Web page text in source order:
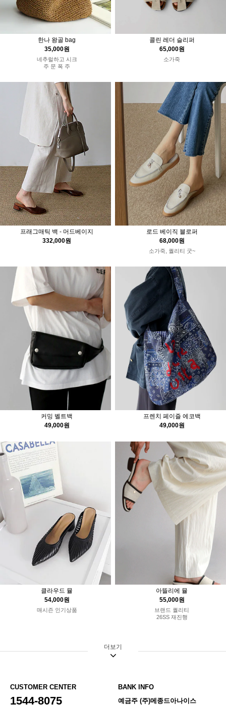
한나 왕골 bag
35,000원
네추럴하고 시크
주 문 폭 주
콜린 레더 슬리퍼
65,000원
소가죽
프래그매틱 백 - 머드베이지
332,000원
로드 베이직 블로퍼
68,000원
소가죽, 퀄리티 굿~
커밍 벨트백
49,000원
프렌치 페이즐 에코백
49,000원
클라우드 뮬
54,000원
매시즌 인기상품
아뜰리에 뮬
55,000원
브랜드 퀄리티
26SS 재진행
더보기
CUSTOMER CENTER
1544-8075
BANK INFO
예금주 (주)메종드아나이스